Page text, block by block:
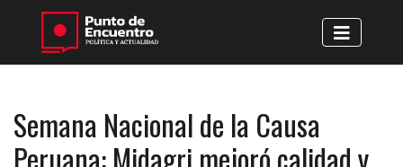
Semana Nacional de la Causa
Peruana: Midagri mejoró calidad y